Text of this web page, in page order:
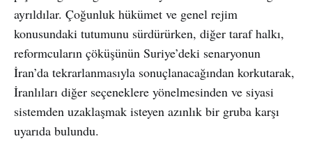
ayrıldılar. Çoğunluk hükümet ve genel rejim
konusundaki tutumunu sürdürürken, diğer taraf halkı,
reformcuların çöküşünün Suriye’deki senaryonun
İran’da tekrarlanmasıyla sonuçlanacağından korkutarak,
İranlıları diğer seçeneklere yönelmesinden ve siyasi
sistemden uzaklaşmak isteyen azınlık bir gruba karşı
uyarıda bulundu.